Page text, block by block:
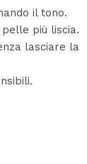
il tono.
più liscia.
lasciare la